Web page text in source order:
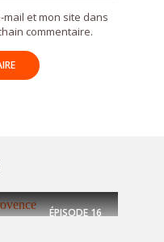
et mon site dans
commentaire.
ÉPISODE16